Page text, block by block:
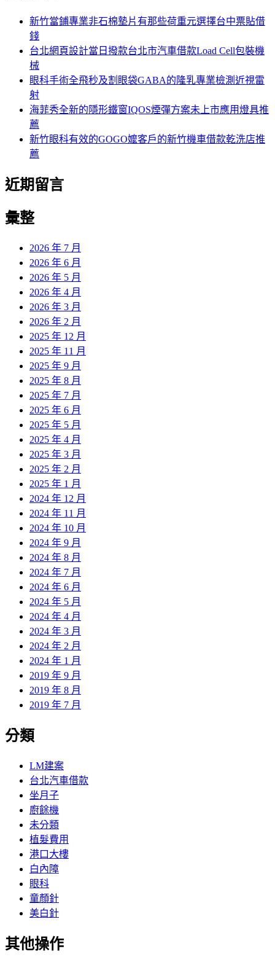
新竹當鋪專業非石棉墊片有那些荷重元選擇台中票貼借
錢
台北網頁設計當日撥款台北市汽車借款Load Cell包裝機
械
眼科手術全飛秒及割眼袋GABA的隆乳專業檢測近視雷
射
海菲秀全新的隱形鐵窗IQOS煙彈方案未上市應用燈具推
薦
新竹眼科有效的GOGO嬤客戶的新竹機車借款乾洗店推
薦
近期留言
彙整
2026 年 7 月
2026 年 6 月
2026 年 5 月
2026 年 4 月
2026 年 3 月
2026 年 2 月
2025 年 12 月
2025 年 11 月
2025 年 9 月
2025 年 8 月
2025 年 7 月
2025 年 6 月
2025 年 5 月
2025 年 4 月
2025 年 3 月
2025 年 2 月
2025 年 1 月
2024 年 12 月
2024 年 11 月
2024 年 10 月
2024 年 9 月
2024 年 8 月
2024 年 7 月
2024 年 6 月
2024 年 5 月
2024 年 4 月
2024 年 3 月
2024 年 2 月
2024 年 1 月
2019 年 9 月
2019 年 8 月
2019 年 7 月
分類
LM建案
台北汽車借款
坐月子
廚餘機
未分類
植髮費用
港口大樓
白內障
眼科
童顏針
美白針
其他操作